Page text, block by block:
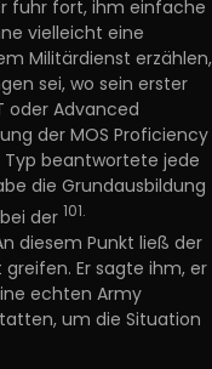
fuhr fort, ihm einfache
vielleicht eine
Militärdienst erzählen,
sei, wo sein erster
oder Advanced
der MOS Proficiency
Typ beantwortete jede
die Grundausbildung
der 101.
diesem Punkt ließ der
greifen. Er sagte ihm, er
echten Army
um die Situation